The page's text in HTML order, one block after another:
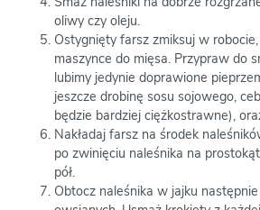
oliwy czy oleju.
Ostygnięty farsz zmiksuj w
maszynce do mięsa. Przypraw do
lubimy jedynie doprawione
jeszcze drobinę sosu sojowego,
będzie bardziej ciężkostrawne),
Nakładaj farsz na środek
po zwinięciu naleśnika na
pół.
Obtocz naleśnika w jajku